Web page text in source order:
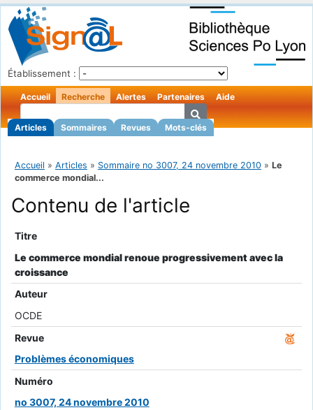
Établissement :
Accueil Recherche
Articles Sommaires Revues Mots-clés
Alertes Partenaires Aide
Accueil » Articles » Sommaire no 3007, 24 novembre 2010 » Le
commerce mondial...
Contenu de l'article
Titre
Le commerce mondial renoue progressivement avec la
croissance
Auteur
OCDE
Revue
Problèmes économiques
Numéro
no 3007, 24 novembre 2010